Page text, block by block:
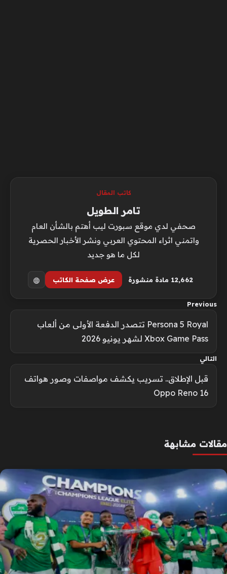
كاتب المقال
تامر الطويل
صحفي لدي موقع سبورت ليب أهتم بالشأن العام
واتمني اثراء المحتوي العربي ونشر الأخبار الحصرية
لكل ما هو جديد
12٬662 مادة منشورة عرض صفحة الكاتب
Previous
Persona 5 Royal تتصدر الدفعة الأولى من ألعاب
Xbox Game Pass لشهر يونيو 2026
التالي
قبل الإطلاق.. تسريب يكشف مواصفات وصور هواتف
Oppo Reno 16
مقالات مشابهة